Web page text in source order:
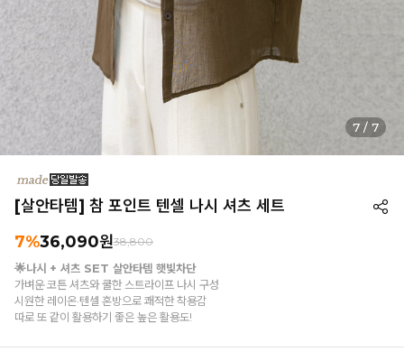
1 / 7
[살안타템] 참 포인트 텐셀 나시 셔츠 세트
7%36,090원38,800
🌟나시 + 셔츠 SET 살안타템 햇빛차단
가벼운 코튼 셔츠와 쿨한 스트라이프 나시 구성
시원한 레이온·텐셀 혼방으로 쾌적한 착용감
따로 또 같이 활용하기 좋은 높은 활용도!